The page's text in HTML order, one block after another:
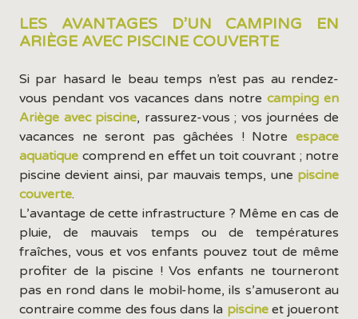
LES AVANTAGES D’UN CAMPING EN
ARIÈGE AVEC PISCINE COUVERTE
Si par hasard le beau temps n’est pas au rendez-
vous pendant vos vacances dans notre camping en
Ariège avec piscine, rassurez-vous ; vos journées de
vacances ne seront pas gâchées ! Notre espace
aquatique comprend en effet un toit couvrant ; notre
piscine devient ainsi, par mauvais temps, une piscine
couverte.
L’avantage de cette infrastructure ? Même en cas de
pluie, de mauvais temps ou de températures
fraîches, vous et vos enfants pouvez tout de même
profiter de la piscine ! Vos enfants ne tourneront
pas en rond dans le mobil-home, ils s’amuseront au
contraire comme des fous dans la piscineet joueront